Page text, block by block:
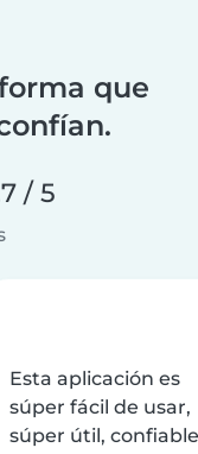
que
/ 5
Esta aplicación es
súper fácil de usar,
súper útil,